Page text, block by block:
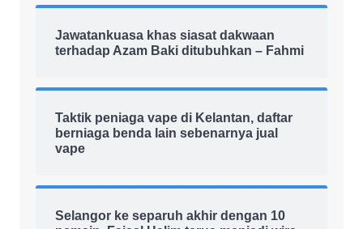
Jawatankuasa khas siasat dakwaan
terhadap Azam Baki ditubuhkan – Fahmi
Taktik peniaga vape di Kelantan, daftar
berniaga benda lain sebenarnya jual
vape
Selangor ke separuh akhir dengan 10